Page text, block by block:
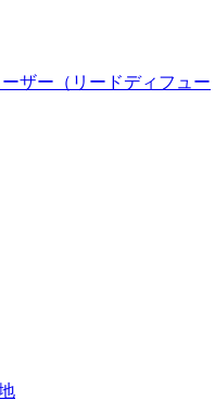
ザー（リードディフュー